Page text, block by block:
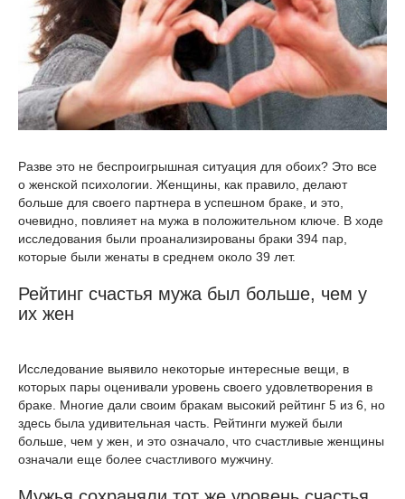
Разве это не беспроигрышная ситуация для обоих? Это все
о женской психологии. Женщины, как правило, делают
больше для своего партнера в успешном браке, и это,
очевидно, повлияет на мужа в положительном ключе. В ходе
исследования были проанализированы браки 394 пар,
которые были женаты в среднем около 39 лет.
Рейтинг счастья мужа был больше, чем у
их жен
Исследование выявило некоторые интересные вещи, в
которых пары оценивали уровень своего удовлетворения в
браке. Многие дали своим бракам высокий рейтинг 5 из 6, но
здесь была удивительная часть. Рейтинги мужей были
больше, чем у жен, и это означало, что счастливые женщины
означали еще более счастливого мужчину.